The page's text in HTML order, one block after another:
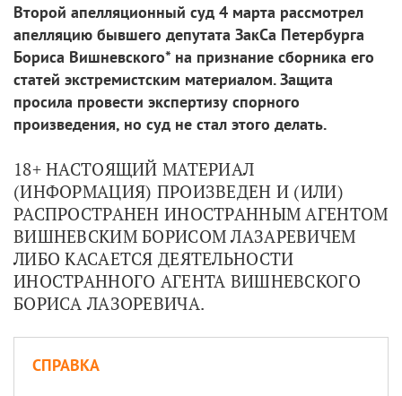
Второй апелляционный суд 4 марта рассмотрел
апелляцию бывшего депутата ЗакСа Петербурга
Бориса Вишневского* на признание сборника его
статей экстремистским материалом. Защита
просила провести экспертизу спорного
произведения, но суд не стал этого делать.
18+ НАСТОЯЩИЙ МАТЕРИАЛ
(ИНФОРМАЦИЯ) ПРОИЗВЕДЕН И (ИЛИ)
РАСПРОСТРАНЕН ИНОСТРАННЫМ АГЕНТОМ
ВИШНЕВСКИМ БОРИСОМ ЛАЗАРЕВИЧЕМ
ЛИБО КАСАЕТСЯ ДЕЯТЕЛЬНОСТИ
ИНОСТРАННОГО АГЕНТА ВИШНЕВСКОГО
БОРИСА ЛАЗОРЕВИЧА.
СПРАВКА